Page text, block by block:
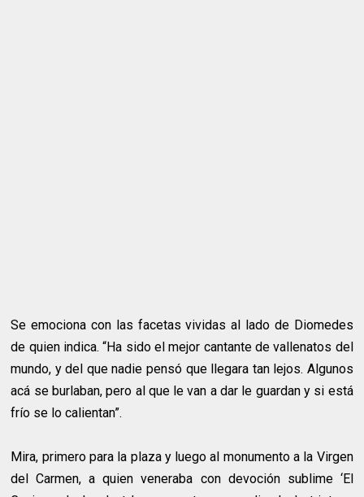
Se emociona con las facetas vividas al lado de Diomedes
de quien indica. “Ha sido el mejor cantante de vallenatos del
mundo, y del que nadie pensó que llegara tan lejos. Algunos
acá se burlaban, pero al que le van a dar le guardan y si está
frío se lo calientan”.
Mira, primero para la plaza y luego al monumento a la Virgen
del Carmen, a quien veneraba con devoción sublime ‘El